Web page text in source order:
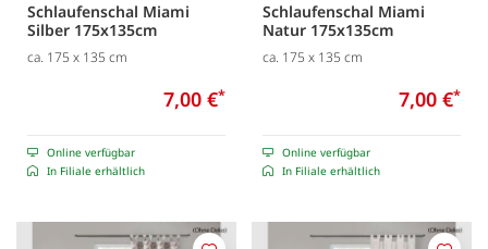
Schlaufenschal Miami
Silber 175x135cm
ca. 175 x 135 cm
7,00 €*
Online verfügbar
In Filiale erhältlich
Schlaufenschal Miami
Natur 175x135cm
ca. 175 x 135 cm
7,00 €*
Online verfügbar
In Filiale erhältlich